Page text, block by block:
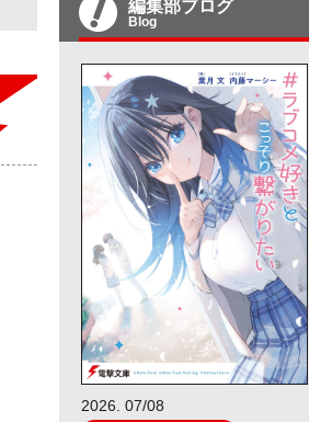
編集部ブログ
Blog
2026. 07/08